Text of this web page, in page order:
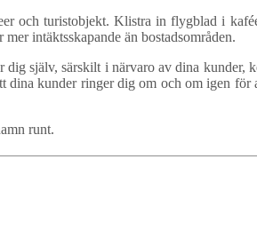
och turistobjekt. Klistra in flygblad i
intäktsskapande än bostadsområden.
själv, särskilt i närvaro av dina kunder,
kunder ringer dig om och om igen för
runt.